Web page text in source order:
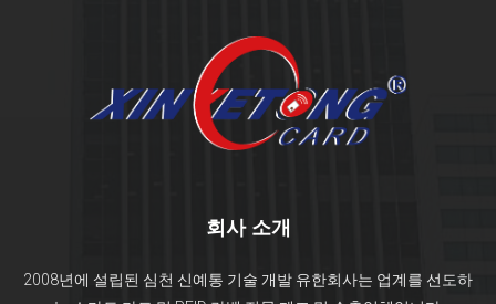
회사 소개
2008년에 설립된 심천 신예통 기술 개발 유한회사는 업계를 선도하